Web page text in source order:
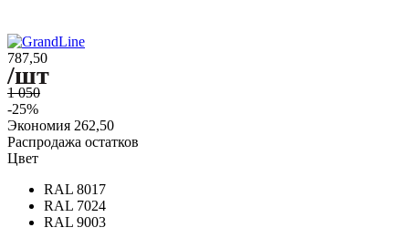
787,50
/шт
1 050
-25%
Экономия 262,50
Распродажа остатков
Цвет
RAL 8017
RAL 7024
RAL 9003